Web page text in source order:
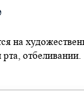
на
рта, отбеливании.